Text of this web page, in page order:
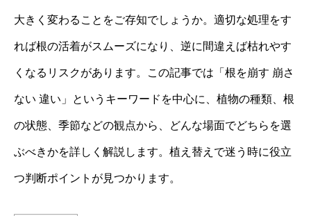
大きく変わることをご存知でしょうか。適切な処理をす
れば根の活着がスムーズになり、逆に間違えば枯れやす
くなるリスクがあります。この記事では「根を崩す 崩さ
ない 違い」というキーワードを中心に、植物の種類、根
の状態、季節などの観点から、どんな場面でどちらを選
ぶべきかを詳しく解説します。植え替えで迷う時に役立
つ判断ポイントが見つかります。